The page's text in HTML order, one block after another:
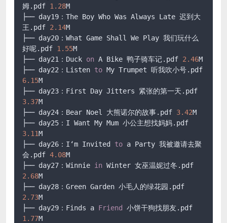
姆.pdf 1.28M
├── day19：The Boy Who Was Always Late 迟到大
王.pdf 2.14M
├── day20：What Game Shall We Play 我们玩什么
好呢.pdf 1.55M
├── day21：Duck on A Bike 鸭子骑车记.pdf 2.46M
├── day22：Listen to
6.15M
3.37M
├── day24：Bear Noel 大熊诺尔的故事.pdf 3.42M
3.11M
├── day26：I‘m Invited to a Party 我被邀请去聚
会.pdf 4.08M
├── day27：Winnie in
2.68M
2.73M
├── day29：Finds a Friend
1.77M